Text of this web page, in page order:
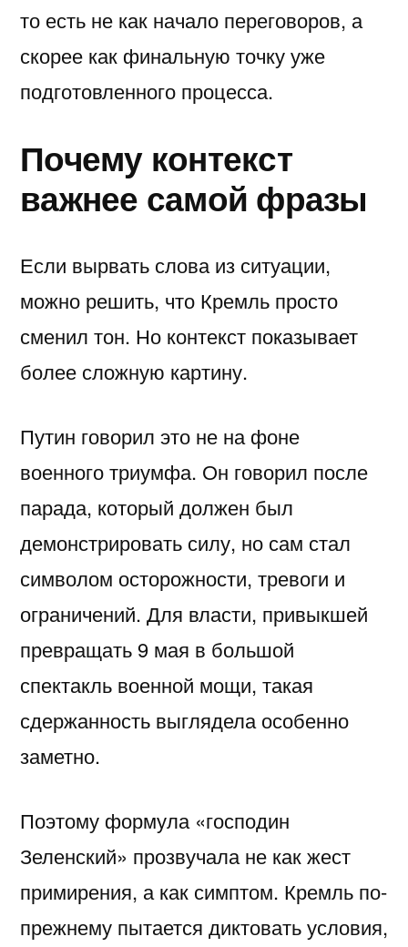
то есть не как начало переговоров, а
скорее как финальную точку уже
подготовленного процесса.
Почему контекст
важнее самой фразы
Если вырвать слова из ситуации,
можно решить, что Кремль просто
сменил тон. Но контекст показывает
более сложную картину.
Путин говорил это не на фоне
военного триумфа. Он говорил после
парада, который должен был
демонстрировать силу, но сам стал
символом осторожности, тревоги и
ограничений. Для власти, привыкшей
превращать 9 мая в большой
спектакль военной мощи, такая
сдержанность выглядела особенно
заметно.
Поэтому формула «господин
Зеленский» прозвучала не как жест
примирения, а как симптом. Кремль по-
прежнему пытается диктовать условия,